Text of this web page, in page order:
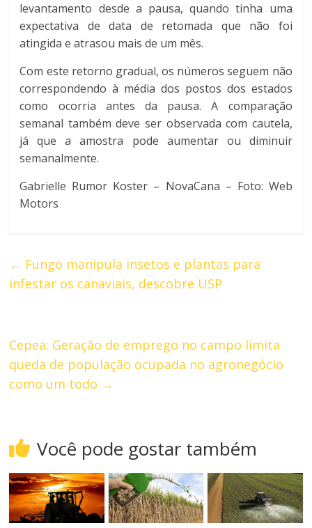
levantamento desde a pausa, quando tinha uma
expectativa de data de retomada que não foi
atingida e atrasou mais de um mês.
Com este retorno gradual, os números seguem não
correspondendo à média dos postos dos estados
como ocorria antes da pausa. A comparação
semanal também deve ser observada com cautela,
já que a amostra pode aumentar ou diminuir
semanalmente.
Gabrielle Rumor Koster – NovaCana – Foto: Web
Motors
← Fungo manipula insetos e plantas para
infestar os canaviais, descobre USP
Cepea: Geração de emprego no campo limita
queda de população ocupada no agronegócio
como um todo →
Você pode gostar também